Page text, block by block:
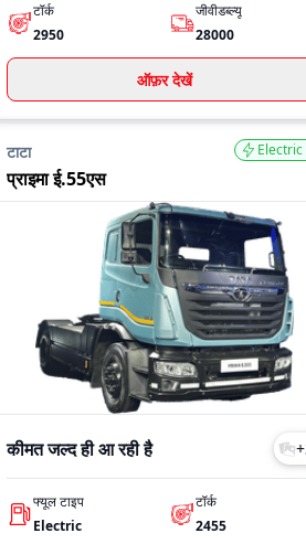
टॉर्क
2950
जीवीडब्ल्यू
28000
ऑफ़र देखें
टाटा
प्राइमा ई.55एस
Electric
कीमत जल्द ही आ रही है +
फ्यूल टाइप
Electric
टॉर्क
2455